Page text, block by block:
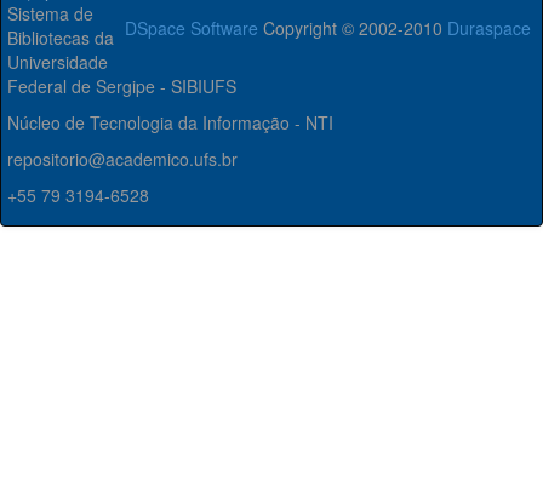
DSpace Software Copyright © 2002-2010 Duraspace
Sistema de
Bibliotecas da
Universidade
Federal de Sergipe - SIBIUFS
Núcleo de Tecnologia da Informação - NTI
repositorio@academico.ufs.br
+55 79 3194-6528